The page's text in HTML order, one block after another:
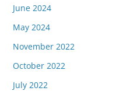
June 2024
May 2024
November 2022
October 2022
July 2022